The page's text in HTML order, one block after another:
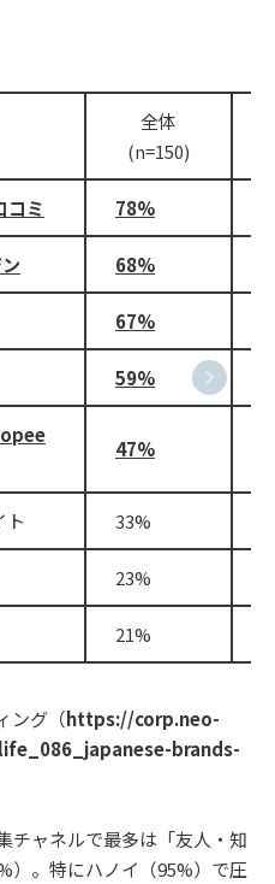
全体
(n=150)
コミ 78%
68%
67%
59%
47%
ト 33%
23%
21%
ング（https://corp.neo-
brands-
チャネルで最多は「友人・知
）。特にハノイ（95%）で圧